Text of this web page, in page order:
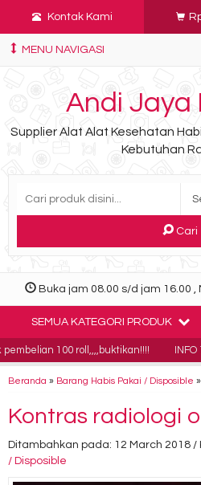
Kontak Kami
MENU NAVIGASI
Andi Jaya
Supplier Alat Alat Kesehatan
Kebutuhan
Cari
Buka jam 08.00 s/d jam 16.00 ,
SEMUA KATEGORI PRODUK
100 roll,,,,buktikan!!!! INFO 1
Beranda » Barang Habis Pakai / Disposible »
Kontras radiologi
Ditambahkan pada: 12 March 2018 /
/ Disposible